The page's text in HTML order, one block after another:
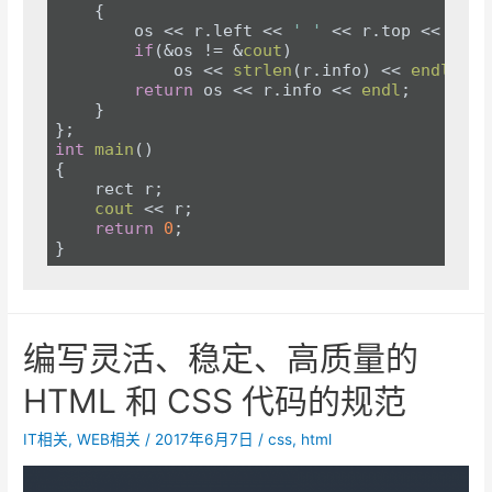
{
os << r.left <<
' ' << r.top <<
if (&os != &cout)
os << strlen (r.info) << endl
return os << r.info << endl ;
}
int main ()
{
rect r;
cout << r;
return
0 ;
编写灵活、稳定、高质量的
HTML 和 CSS 代码的规范
IT相关,WEB相关 / 2017年6月7日 /css, html